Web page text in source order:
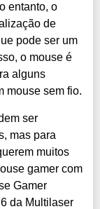
entanto, o
de
pode ser um
o mouse é
alguns
mouse sem fio.
ser
mas para
muitos
gamer com
Gamer
da Multilaser